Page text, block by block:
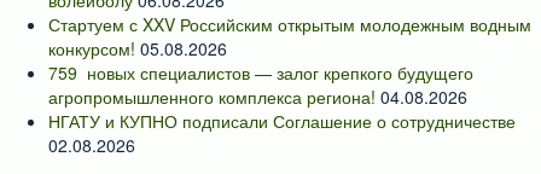
Стартуем с XXV Российским открытым молодежным водным
конкурсом! 05.08.2026
759 новых специалистов — залог крепкого будущего
агропромышленного комплекса региона! 04.08.2026
НГАТУ и КУПНО подписали Соглашение о сотрудничестве
02.08.2026